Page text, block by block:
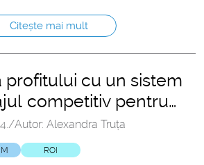
Citește mai mult
profitului cu un sistem
competitiv pentru
/Autor: Alexandra Truța
ROI